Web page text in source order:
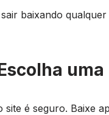
baixando
site é seguro. Baixe